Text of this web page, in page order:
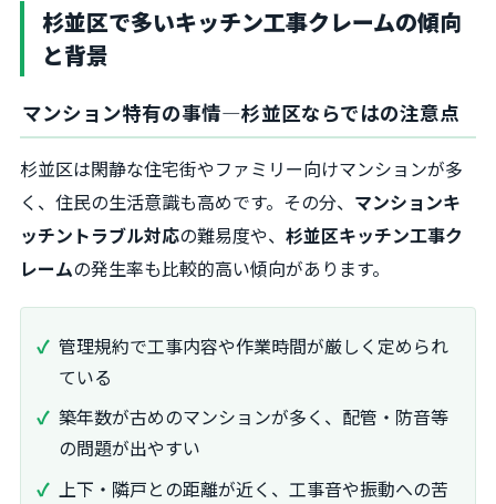
杉並区で多いキッチン工事クレームの傾向
と背景
マンション特有の事情―杉並区ならではの注意点
杉並区は閑静な住宅街やファミリー向けマンションが多
く、住民の生活意識も高めです。その分、 マンションキ
ッチントラブル対応の難易度や、 杉並区キッチン工事ク
レームの発生率も比較的高い傾向があります。
管理規約で工事内容や作業時間が厳しく定められ
ている
築年数が古めのマンションが多く、配管・防音等
の問題が出やすい
上下・隣戸との距離が近く、工事音や振動への苦